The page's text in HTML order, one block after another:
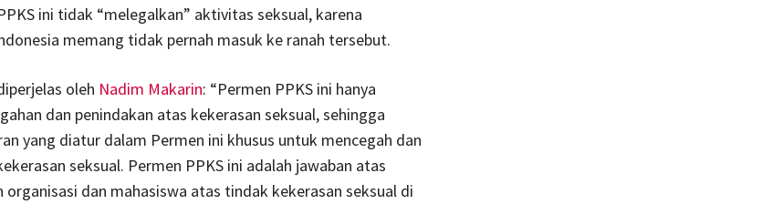
ini tidak “melegalkan” aktivitas seksual, karena
memang tidak pernah masuk ke ranah tersebut.
oleh Nadim Makarin: “Permen PPKS ini hanya
dan penindakan atas kekerasan seksual, sehingga
yang diatur dalam Permen ini khusus untuk mencegah dan
seksual. Permen PPKS ini adalah jawaban atas
organisasi dan mahasiswa atas tindak kekerasan seksual di